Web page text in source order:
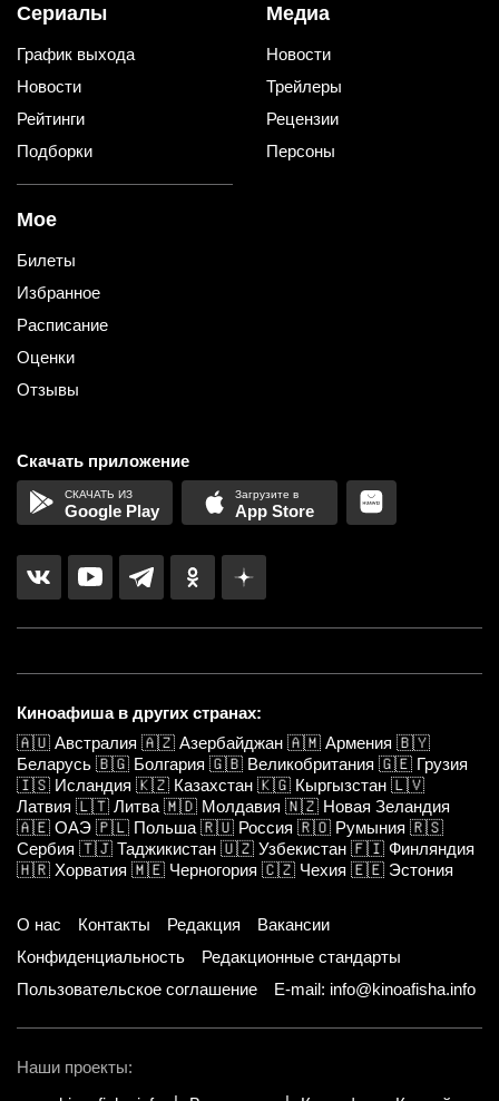
Сериалы
График выхода
Новости
Рейтинги
Подборки
Медиа
Новости
Трейлеры
Рецензии
Персоны
Мое
Билеты
Избранное
Расписание
Оценки
Отзывы
Скачать приложение
Google Play App Store
Киноафиша в других странах:
🇦🇺 Австралия 🇦🇿 Азербайджан 🇦🇲 Армения 🇧🇾
Беларусь 🇧🇬 Болгария 🇬🇧 Великобритания 🇬🇪 Грузия
🇮🇸 Исландия 🇰🇿 Казахстан 🇰🇬 Кыргызстан 🇱🇻
Латвия 🇱🇹 Литва 🇲🇩 Молдавия 🇳🇿 Новая Зеландия
🇦🇪 ОАЭ 🇵🇱 Польша 🇷🇺 Россия 🇷🇴 Румыния 🇷🇸
Сербия 🇹🇯 Таджикистан 🇺🇿 Узбекистан 🇫🇮 Финляндия
🇭🇷 Хорватия 🇲🇪 Черногория 🇨🇿 Чехия 🇪🇪 Эстония
О нас Контакты Редакция
Вакансии
Конфиденциальность
Редакционные стандарты
Пользовательское соглашение
E-mail: info@kinoafisha.info
Наши проекты: